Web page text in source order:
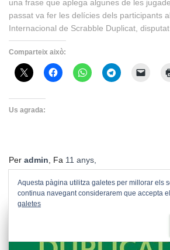
una frase que aplega algunes de les
passat va fer les delícies dels participants
Internacional de Scrabble Duplicat,
Comparteix això:
Us agrada:
Per admin , Fa 11 anys
Aquesta pàgina utilitza galetes per millorar els
continua navegant considerarem que accepta
galetes